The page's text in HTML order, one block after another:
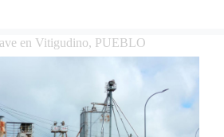
en Vitigudino, PUEBLO